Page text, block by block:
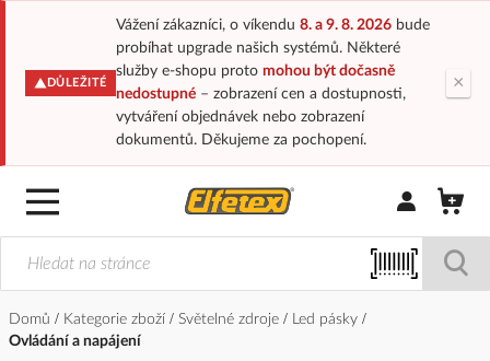
DŮLEŽITÉ
Vážení zákazníci, o víkendu 8. a 9. 8. 2026bude
probíhat upgrade našich systémů. Některé
služby e-shopu proto mohou být dočasně
nedostupné– zobrazení cen a dostupnosti,
vytváření objednávek nebo zobrazení
dokumentů. Děkujeme za pochopení.
×
Přihlásit/
Domů Kategorie zboží Světelné zdroje
Led pásky
Ovládání a napájení